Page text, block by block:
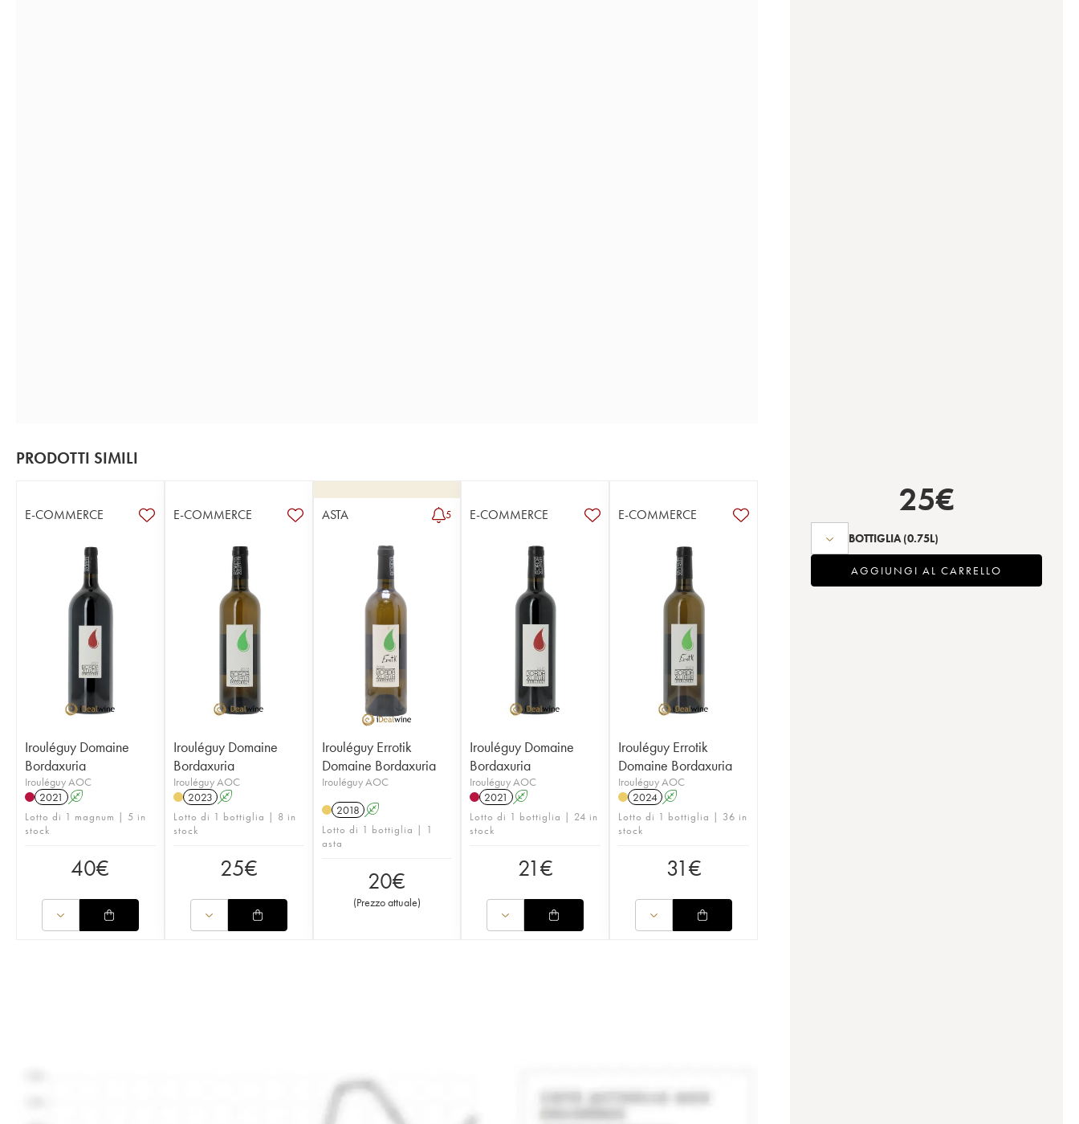
PRODOTTI SIMILI
E-COMMERCE
Irouléguy Domaine
Bordaxuria
Irouléguy AOC
2021
A
Lotto di 1 magnum | 5 in
stock
40€
E-COMMERCE
Irouléguy Domaine
Bordaxuria
Irouléguy AOC
2023 A
Lotto di 1 bottiglia | 8 in
stock
25€
ASTA 5
Irouléguy Errotik
Domaine Bordaxuria
Irouléguy AOC
2018 A
Lotto di 1 bottiglia | 1
asta
20€
(Prezzo attuale)
E-COMMERCE
Irouléguy Domaine
Bordaxuria
Irouléguy AOC
2021
A
Lotto di 1 bottiglia | 24 in
stock
21€
E-COMMERCE
Irouléguy Errotik
Domaine Bordaxuria
Irouléguy AOC
2024 A
Lotto di 1 bottiglia | 36 in
stock
31€
25€
BOTTIGLIA (0.75L)
AGGIUNGI AL CARRELLO